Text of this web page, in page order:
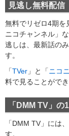
見逃し無料配信
無料でリゼロ4期を
ニコチャンネル」
逃しは、最新話の
す。
「TVer 」と「ニコ
料で見ることができ
「DMM TV」
「DMM TV」には
す。